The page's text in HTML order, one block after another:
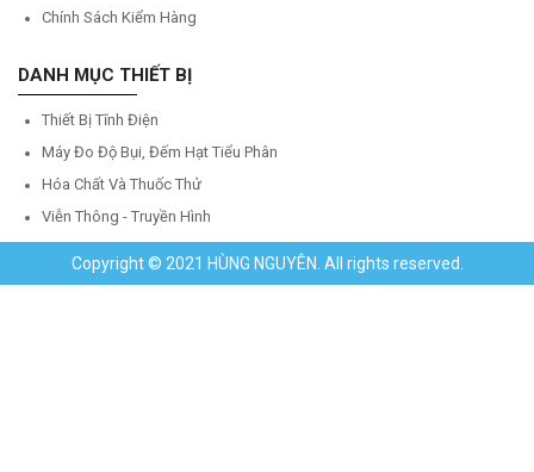
Chính Sách Kiểm Hàng
DANH MỤC THIẾT BỊ
Thiết Bị Tĩnh Điện
Máy Đo Độ Bụi, Đếm Hạt Tiểu Phân
Hóa Chất Và Thuốc Thử
Viễn Thông - Truyền Hình
Copyright © 2021 HÙNG NGUYÊN. All rights reserved.